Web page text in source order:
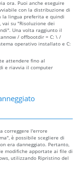
ora. Puoi anche eseguire
con la distribuzione di
la lingua preferita e quindi
su "Risoluzione dei
Una volta raggiunto il
/ offbootdir = C: \ /
operativo installato e C:
attendere fino al
e riavvia il computer
correggere l'errore
è possibile scegliere di
era danneggiato. Pertanto,
modifiche apportate ai file di
utilizzando Ripristino del